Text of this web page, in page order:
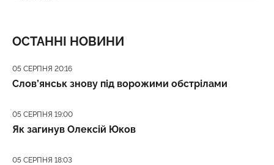
ОСТАННІ НОВИНИ
Дата публікації
05 СЕРПНЯ 20:16
Слов’янськ знову під ворожими обстрілами
Дата публікації
05 СЕРПНЯ 19:00
Як загинув Олексій Юков
Дата публікації
05 СЕРПНЯ 18:03